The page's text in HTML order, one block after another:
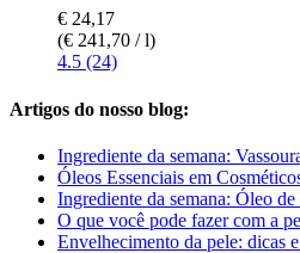
€ 24,17
(€ 241,70 / l)
4.5 (24)
Artigos do nosso blog:
Ingrediente da semana:
Óleos Essenciais em
Ingrediente da semana: Óleo
O que você pode fazer com a
Envelhecimento da pele: dicas